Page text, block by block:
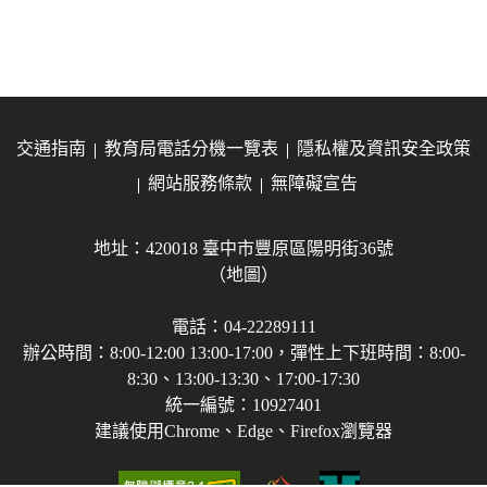
交通指南 教育局電話分機一覽表
隱私權及資訊安全政策
網站服務條款
無障礙宣告
地址：420018 臺中市豐原區陽明街36號
（地圖）
電話：04-22289111
辦公時間：8:00-12:00 13:00-17:00，彈性上下班時間：8:00-
8:30、13:00-13:30、17:00-17:30
統一編號：10927401
建議使用Chrome、Edge、Firefox瀏覽器